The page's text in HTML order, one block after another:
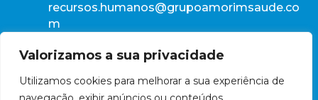
Valorizamos a sua privacidade
Utilizamos cookies para melhorar a sua experiência de
recursos.humanos@grupoamorimsaude.co
m
2026 | Farmácias Grupo Amorim Saúde, Todos os